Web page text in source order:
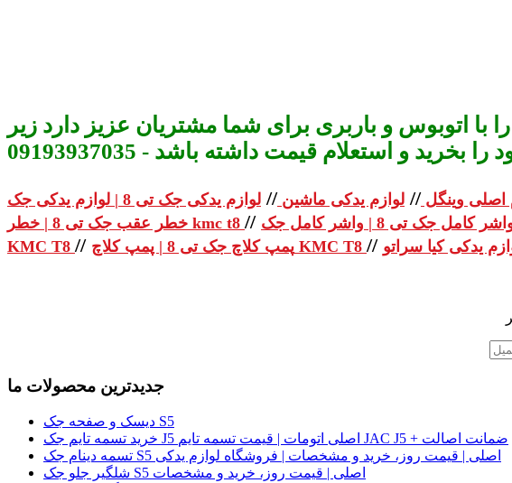
اتوبوس و باربری برای شما مشتریان عزیز دارد زیر
و استعلام قیمت داشته باشد - 09193937035
اصلی وینگل// لوازم یدکی ماشین//
خطر عقب جک تی 8 | خطر kmc t8 //
KMC T8 // پمپ کلاچ جک تی 8 | پمپ کلاچ KMC T8 //
جدیدترین محصولات ما
دیسک و صفحه جک S5
خرید تسمه تایم جک J5 اصلی اتومات | قیمت تسمه تایم JAC J5 + ضمانت اصالت
تسمه دینام جک S5 اصلی | قیمت روز، خرید و مشخصات | فروشگاه لوازم یدکی
شلگیر جلو جک S5 اصلی | قیمت روز، خرید و مشخصات